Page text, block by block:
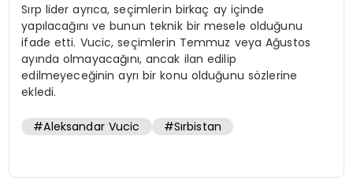
Sırp lider ayrıca, seçimlerin birkaç ay içinde
yapılacağını ve bunun teknik bir mesele olduğunu
ifade etti. Vucic, seçimlerin Temmuz veya Ağustos
ayında olmayacağını, ancak ilan edilip
edilmeyeceğinin ayrı bir konu olduğunu sözlerine
ekledi.
#Aleksandar Vucic #Sırbistan